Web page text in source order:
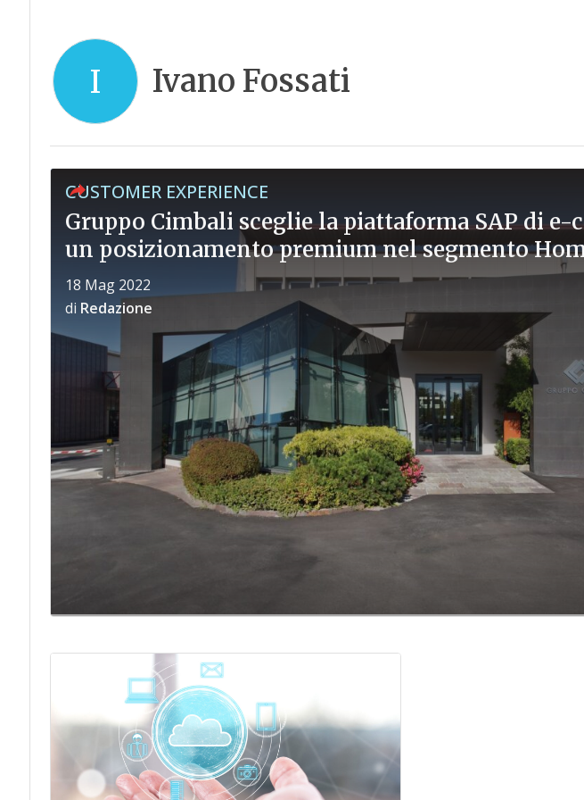
I Ivano Fossati
CUSTOMER EXPERIENCE
Gruppo Cimbali sceglie la piattaforma SAP di e-
un posizionamento premium nel segmento
18 Mag 2022
di Redazione